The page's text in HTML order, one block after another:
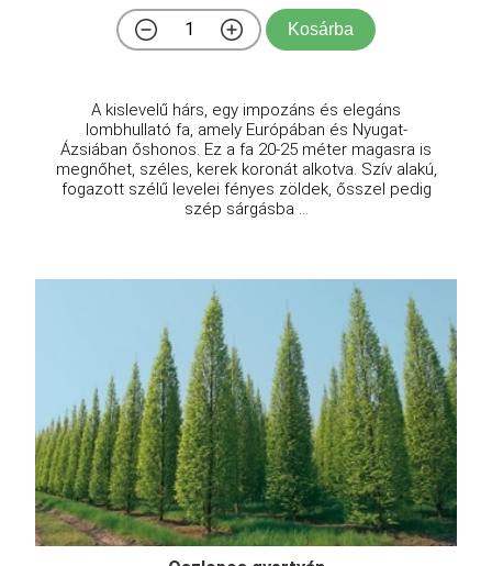
Kosárba
A kislevelű hárs, egy impozáns és elegáns
lombhullató fa, amely Európában és Nyugat-
Ázsiában őshonos. Ez a fa 20-25 méter magasra is
megnőhet, széles, kerek koronát alkotva. Szív alakú,
fogazott szélű levelei fényes zöldek, ősszel pedig
szép sárgásba ...